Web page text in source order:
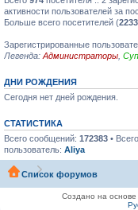
активности пользователей за
Больше всего посетителей (2233
Зарегистрированные
Легенда: Администраторы
ДНИ РОЖДЕНИЯ
Сегодня нет дней рождения.
СТАТИСТИКА
Всего сообщений: 172383 •
пользователь: Aliya
Список форумов
Создано на основе